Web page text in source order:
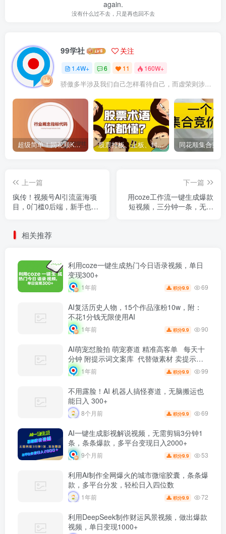
again.
没有什么过不去，只是再也回不去
99学社 关注
1.4W+ 6 11 160W+
骄傲多半涉及我们自己怎样看待自己，而虚荣则涉及我们想别人怎样看我们
超级简单！同花顺K线界面显示行业概念指标代码图解 股票打板、上板、封板、翘板、炸板是什么意思？炒股你必须懂的暗语！
上一篇
疯传！视频号AI引流蓝海项
目，0门槛0后端，新手也能
下一篇
用coze工作流一键生成爆款
短视频，三分钟一条，无需
相关推荐
利用coze一键生成热门今日语录视频，单日
变现300+
1年前 积分9.9 69
AI复活历史人物，15个作品涨粉10w，附：
不花1分钱无限使用AI
1年前 积分9.9 90
AI萌宠怼脸拍 萌宠赛道 精准高客单 每天十
分钟 附提示词文案库 代替做素材 卖提示词
卖虚拟资料 卖宠物产品 做宠物私人定制产品
带徒弟 带陪跑 卖课 创作者分成 月入5W+
1年前 积分9.9 99
不用露脸！AI 机器人搞怪赛道，无脑搬运也
能日入 300+
8个月前 积分9.9 69
AI一键生成影视解说视频，无需剪辑3分钟1
条，条条爆款，多平台变现日入2000+
9个月前 积分9.9 53
利用Ai制作全网爆火的城市微缩胶囊，条条爆
款，多平台分发，轻松日入四位数
1年前 积分9.9 72
利用DeepSeek制作财运风景视频，做出爆款
视频，单日变现1000+